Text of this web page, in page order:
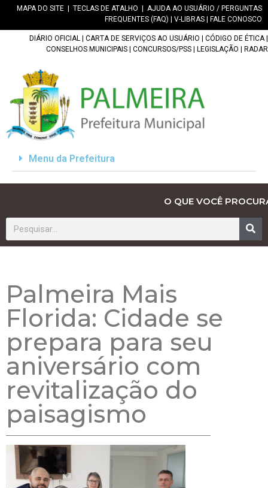
MAPA DO SITE TECLAS DE ATALHO
AJUDA AO USUÁRIO / PERGUNTAS
FREQUENTES (FAQ)
V-LIBRAS FALE CONOSCO
DIÁRIO OFICIAL CARTA DE SERVIÇOS AO USUÁRIO CÓDIGO DE ÉTICA|
CONSELHOS MUNICIPAIS
CONCURSOS/PSS LEGISLAÇÃO RADAR
Menu da Prefeitura
O QUE VOCÊ
Palmeira Mais
Florida: Cidade se
prepara para seu
aniversário com
revitalização do
paisagismo